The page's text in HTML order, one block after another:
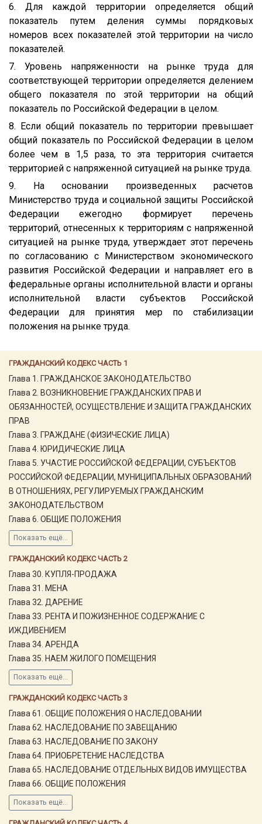
ГРАЖДАНСКИЙ КОДЕКС ЧАСТЬ 1
Глава 1. ГРАЖДАНСКОЕ ЗАКОНОДАТЕЛЬСТВО
Глава 2. ВОЗНИКНОВЕНИЕ ГРАЖДАНСКИХ ПРАВ И
ОБЯЗАННОСТЕЙ, ОСУЩЕСТВЛЕНИЕ И ЗАЩИТА ГРАЖДАНСКИХ
ПРАВ
Глава 3. ГРАЖДАНЕ (ФИЗИЧЕСКИЕ ЛИЦА)
Глава 4. ЮРИДИЧЕСКИЕ ЛИЦА
Глава 5. УЧАСТИЕ РОССИЙСКОЙ ФЕДЕРАЦИИ, СУБЪЕКТОВ
РОССИЙСКОЙ ФЕДЕРАЦИИ, МУНИЦИПАЛЬНЫХ ОБРАЗОВАНИЙ
В ОТНОШЕНИЯХ, РЕГУЛИРУЕМЫХ ГРАЖДАНСКИМ
ЗАКОНОДАТЕЛЬСТВОМ
Глава 6. ОБЩИЕ ПОЛОЖЕНИЯ
Показать ещё...
ГРАЖДАНСКИЙ КОДЕКС ЧАСТЬ 2
Глава 30. КУПЛЯ-ПРОДАЖА
Глава 31. МЕНА
Глава 32. ДАРЕНИЕ
Глава 33. РЕНТА И ПОЖИЗНЕННОЕ СОДЕРЖАНИЕ С
ИЖДИВЕНИЕМ
Глава 34. АРЕНДА
Глава 35. НАЕМ ЖИЛОГО ПОМЕЩЕНИЯ
Показать ещё...
ГРАЖДАНСКИЙ КОДЕКС ЧАСТЬ 3
Глава 61. ОБЩИЕ ПОЛОЖЕНИЯ О НАСЛЕДОВАНИИ
Глава 62. НАСЛЕДОВАНИЕ ПО ЗАВЕЩАНИЮ
Глава 63. НАСЛЕДОВАНИЕ ПО ЗАКОНУ
Глава 64. ПРИОБРЕТЕНИЕ НАСЛЕДСТВА
Глава 65. НАСЛЕДОВАНИЕ ОТДЕЛЬНЫХ ВИДОВ ИМУЩЕСТВА
Глава 66. ОБЩИЕ ПОЛОЖЕНИЯ
Показать ещё...
6. Для каждой территории определяется общий
показатель путем деления суммы порядковых
номеров всех показателей этой территории на число
показателей.
7. Уровень напряженности на рынке труда для
соответствующей территории определяется делением
общего показателя по этой территории на общий
показатель по Российской Федерации в целом.
8. Если общий показатель по территории превышает
общий показатель по Российской Федерации в целом
более чем в 1,5 раза, то эта территория считается
территорией с напряженной ситуацией на рынке труда.
9. На основании произведенных расчетов
Министерство труда и социальной защиты Российской
Федерации ежегодно формирует перечень
территорий, отнесенных к территориям с напряженной
ситуацией на рынке труда, утверждает этот перечень
по согласованию с Министерством экономического
развития Российской Федерации и направляет его в
федеральные органы исполнительной власти и органы
исполнительной власти субъектов Российской
Федерации для принятия мер по стабилизации
положения на рынке труда.